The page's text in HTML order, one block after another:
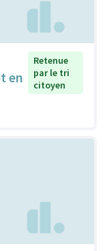
en
Retenue
par le tri
citoyen